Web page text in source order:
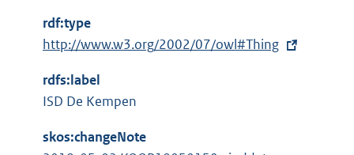
e
r
e
i
rdf:type
E
t
e
n
http://www.w3.org/2002/07/owl#Thing
rdfs:label
ISD De Kempen
skos:changeNote